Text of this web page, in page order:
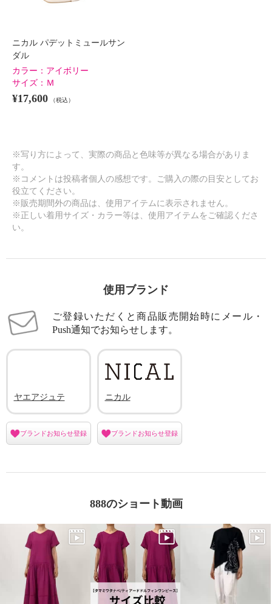
着回し抜群！ 大人のブラウスと
パンツ ２点セット
アイボリー Ｓ
着回し抜群！ 大人のブラウスと
パンツ ２点セット
アイボリー
¥0
ニカル パデットミュールサン
ダル
カラー： アイボリー
サイズ： Ｍ
¥17,600 （税込）
※写り方によって、実際の商品と色味等が異なる場合がありま
す。
※コメントは投稿者個人の感想です。ご購入の際の目安としてお
役立てください。
※販売期間外の商品は、使用アイテムに表示されません。
※正しい着用サイズ・カラー等は、使用アイテムをご確認くださ
い。
使用ブランド
ご登録いただくと商品販売開始時にメール・
Push通知でお知らせします。
ヤエアジュテ
ブランドお知らせ登録
ニカル
ブランドお知らせ登録
888のショート動画